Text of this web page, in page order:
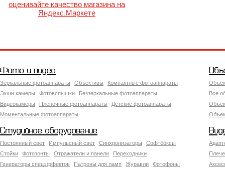
Фото и видео
Зеркальные фотоаппараты Объективы
Компактные фотоаппараты
Экшн камеры
Фотовспышки
Беззеркальные фотоаппараты
Видеокамеры
Пленочные фотоаппараты
Детские фотоаппараты
Моментальные фотоаппараты
Все
Студийное оборудование
Постоянный свет Импульсный свет Синхронизаторы
Софтбоксы
Стойки
Фотозонты Отражатели и панели
Переходники
Генераторы спецэффектов
Патроны для ламп Журавли
Фотофоны